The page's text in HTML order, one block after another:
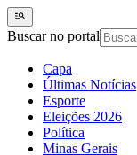
Buscar no portal
Capa
Últimas Notícias
Esporte
Eleições 2026
Política
Minas Gerais